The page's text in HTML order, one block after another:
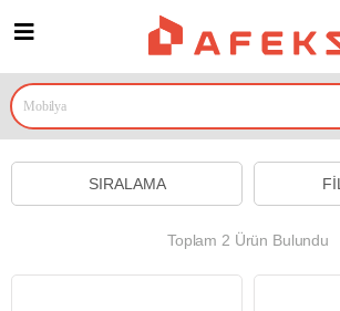
Google
SIRALAMA
Toplam 2 Ürün Bulundu